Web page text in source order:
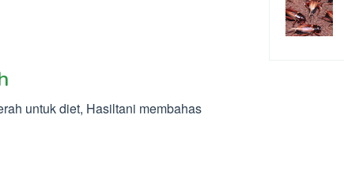
untuk diet, Hasiltani membahas